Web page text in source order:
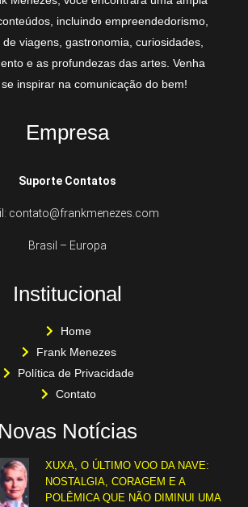
incluindo empreendedorismo,
de viagens, gastronomia, curiosidades,
e as profundezas das artes. Venha
inspirar na comunicação do bem!
Empresa
Suporte Contatos
contato@frankmenezes.com
Brasil – Europa
Institucional
Home
Frank Menezes
Política de Privacidade
Contato
Novas Notícias
XUXA, O ÚLTIMO VOO DA NAVE:
NOSTALGIA, CORAGEM E A
POLÊMICA QUE NÃO DIMINUI UMA